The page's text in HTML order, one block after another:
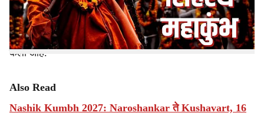
आखाड्यांच्या महंतांकडून नाराजी व्यक्त केली जात होती. या
नाराजीची दखल घेऊन अखेर मुख्यमंत्री देवेंद्र फडणवीस यांनी सर्व
आखाड्यांच्या साधुमहंतांची मुंबईत बैठक घेऊन त्यांची मागणी पूर्ण
केली आहे.
Also Read
Nashik Kumbh 2027: Naroshankar ते Kushavart, 16